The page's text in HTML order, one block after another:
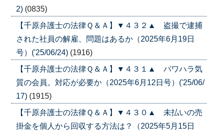
2) (0835)
【千原弁護士の法律Ｑ＆Ａ】▼４３２▲ 盗撮で逮捕
された社員の解雇、問題はあるか（2025年6月19日
号）('25/06/24) (1916)
【千原弁護士の法律Ｑ＆Ａ】▼４３１▲ パワハラ気
質の会員。対応が必要か（2025年6月12日号）('25/06/
17) (1915)
【千原弁護士の法律Ｑ＆Ａ】▼４３０▲ 未払いの売
掛金を個人から回収する方法は？（2025年5月15日